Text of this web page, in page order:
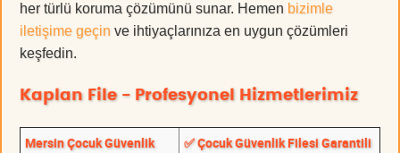
her türlü koruma çözümünü sunar. Hemen bizimle
iletişime geçin ve ihtiyaçlarınıza en uygun çözümleri
keşfedin.
Kaplan File - Profesyonel Hizmetlerimiz
Mersin Çocuk Güvenlik
✅ Çocuk Güvenlik Filesi Garantili